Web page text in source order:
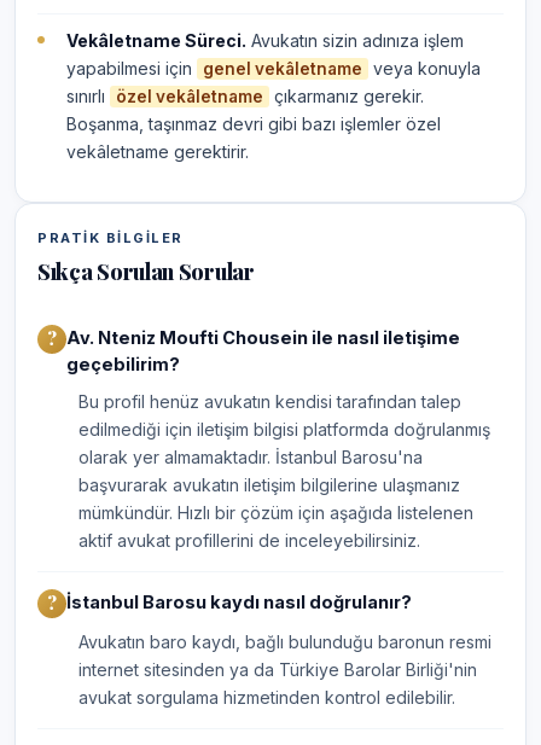
Vekâletname Süreci. Avukatın sizin adınıza işlem
yapabilmesi için
genel vekâletname
veya konuyla
sınırlı
özel vekâletname
çıkarmanız gerekir.
Boşanma, taşınmaz devri gibi bazı işlemler özel
vekâletname gerektirir.
PRATIK BILGILER
Sıkça Sorulan Sorular
Av. Nteniz Moufti Chousein ile nasıl iletişime
geçebilirim?
Bu profil henüz avukatın kendisi tarafından talep
edilmediği için iletişim bilgisi platformda doğrulanmış
olarak yer almamaktadır. İstanbul Barosu'na
başvurarak avukatın iletişim bilgilerine ulaşmanız
mümkündür. Hızlı bir çözüm için aşağıda listelenen
aktif avukat profillerini de inceleyebilirsiniz.
İstanbul Barosu kaydı nasıl doğrulanır?
Avukatın baro kaydı, bağlı bulunduğu baronun resmi
internet sitesinden ya da Türkiye Barolar Birliği'nin
avukat sorgulama hizmetinden kontrol edilebilir.